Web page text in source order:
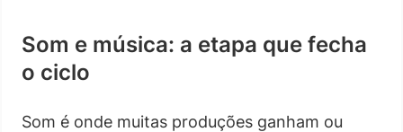
Som e música: a etapa que fecha
o ciclo
Som é onde muitas produções ganham ou